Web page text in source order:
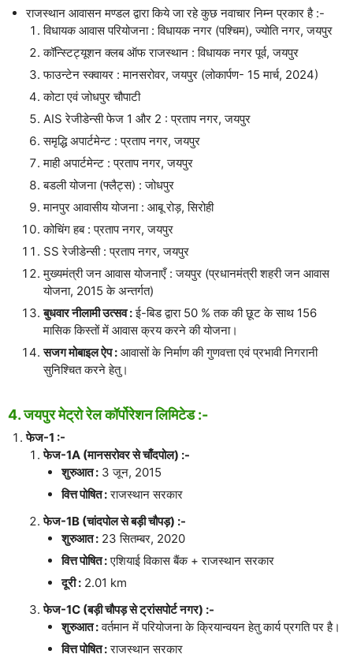
राजस्थान आवासन मण्डल द्वारा किये जा रहे कुछ नवाचार निम्न प्रकार है :-
विधायक आवास परियोजना : विधायक नगर (पश्चिम), ज्योति नगर, जयपुर
कॉन्स्टिट्यूशन क्लब ऑफ राजस्थान : विधायक नगर पूर्व, जयपुर
फाउन्टेन स्क्वायर : मानसरोवर, जयपुर (लोकार्पण- 15 मार्च, 2024)
कोटा एवं जोधपुर चौपाटी
AIS रेजीडेन्सी फेज 1 और 2 : प्रताप नगर, जयपुर
समृद्धि अपार्टमेन्ट : प्रताप नगर, जयपुर
माही अपार्टमेन्ट : प्रताप नगर, जयपुर
बडली योजना (फ्लैट्स) : जोधपुर
मानपुर आवासीय योजना : आबू रोड़, सिरोही
कोचिंग हब : प्रताप नगर, जयपुर
SS रेजीडेन्सी : प्रताप नगर, जयपुर
मुख्यमंत्री जन आवास योजनाएँ : जयपुर (प्रधानमंत्री शहरी जन आवास
योजना, 2015 के अन्तर्गत)
बुधवार नीलामी उत्सव :ई-बिड द्वारा 50 % तक की छूट के साथ 156
मासिक किस्तों में आवास क्रय करने की योजना।
सजग मोबाइल ऐप : आवासों के निर्माण की गुणवत्ता एवं प्रभावी निगरानी
सुनिश्चित करने हेतु।
4. जयपुर मेट्रो रेल कॉर्पोरेशन लिमिटेड :-
फेज-1 :-
फेज-1A (मानसरोवर से चाँदपोल) :-
शुरुआत :3 जून, 2015
वित्त पोषित :राजस्थान सरकार
फेज-1B (चांदपोल से बड़ी चौपड़) :-
शुरुआत :23 सितम्बर, 2020
वित्त पोषित :एशियाई विकास बैंक + राजस्थान सरकार
दूरी :2.01 km
फेज-1C (बड़ी चौपड़ से ट्रांसपोर्ट नगर) :-
शुरुआत :वर्तमान में परियोजना के क्रियान्वयन हेतु कार्य प्रगति पर है।
वित्त पोषित :राजस्थान सरकार